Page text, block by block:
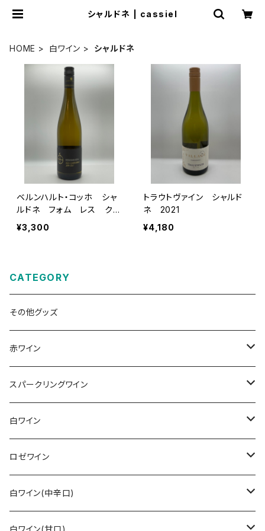
シャルドネ | cassiel
HOME 白ワイン シャルドネ
ベルンハルト・コッホ シャ
ルドネ フォム レス クヴ
ァリテーツヴァイン トロッ
ケン 2023
¥3,300
トラウトヴァイン シャルド
ネ 2021
¥4,180
CATEGORY
その他グッズ
赤ワイン
その他赤ワイン
カベルネ・ソーヴィニョン
トロリンガー
シュペートブルグンダー(ピノ・ノワール)
バーデン
ラインガウ
レンベルガー
ヴュルテンベルク
トロリンガー
ヴュルテンベルク
ドルンフェルダー
スパークリングワイン
ロゼゼクト
白ゼクト
バーデン
モーゼル
白ワイン
リースリング
モーゼル
ラインガウ
ジルヴァーナー
フランケン
その他白ワイン
ロゼワイン
その他
プファルツ
シュペートブルグンダー(ピノ・ノワール)
白ワイン(中辛口)
リースリング
白ワイン(甘口)